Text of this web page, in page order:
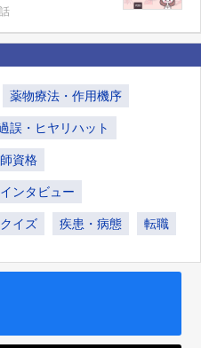
薬物療法・作用機序
誤・ヒヤリハット
資格
ンタビュー
イズ 疾患・病態 転職